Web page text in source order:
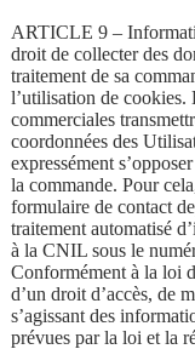
ARTICLE 9 –
droit de collecter des
traitement de sa
l’utilisation de cookies.
commerciales
coordonnées des
expressément
la commande. Pour
formulaire de contact
traitement automatisé
à la CNIL sous le
Conformément à la loi
d’un droit d’accès, de
s’agissant des
prévues par la loi et la